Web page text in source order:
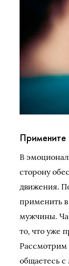
Примените
В
сторону
движения.
применить
мужчины.
то, что уже
Рассмотрим
общаетесь